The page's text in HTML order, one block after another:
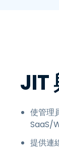
JIT
使管理
SaaS/
提供連